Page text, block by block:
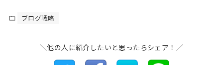
ブログ戦略
＼他の人に紹介したいと思ったらシェア！／